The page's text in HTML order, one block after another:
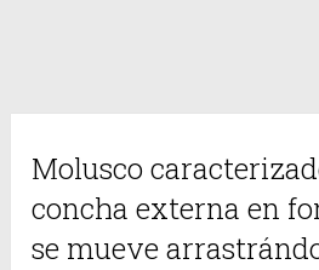
Molusco
concha externa en
se mueve